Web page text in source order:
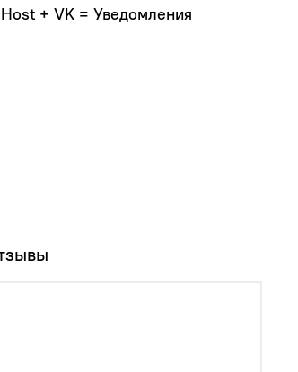
+ VK = Уведомления